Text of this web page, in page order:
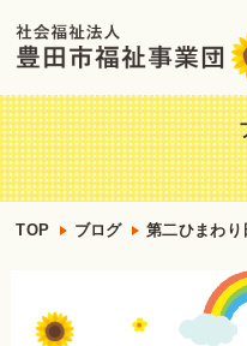
TOP ブログ 第二ひまわり